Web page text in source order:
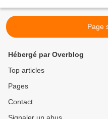
Page
Hébergé par Overblog
Top articles
Pages
Contact